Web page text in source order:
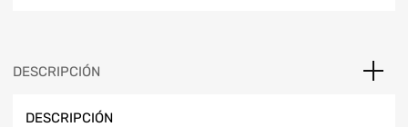
DESCRIPCIÓN
DESCRIPCIÓN